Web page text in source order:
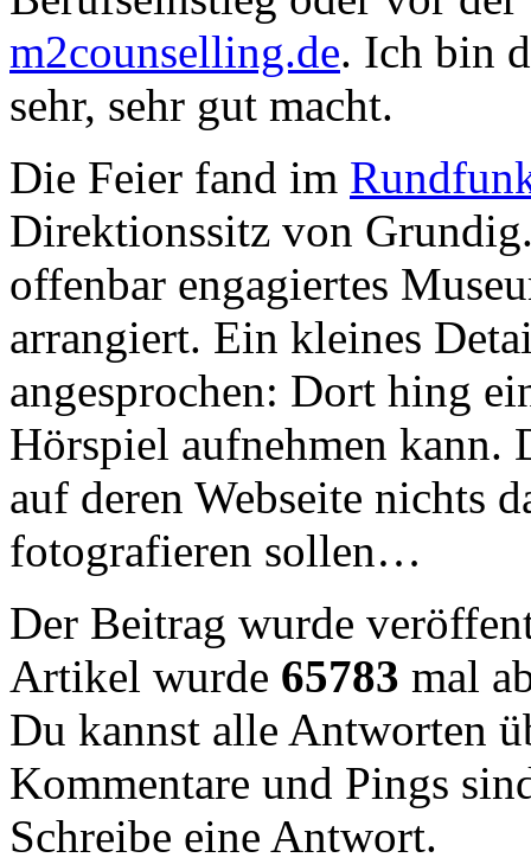
m2counselling.de. Ich bin
sehr, sehr gut macht.
Die Feier fand im
Direktionssitz von
offenbar engagiertes
arrangiert. Ein kleines
angesprochen: Dort hing
Hörspiel aufnehmen kann.
auf deren Webseite nichts
fotografieren sollen…
Der Beitrag wurde
Artikel wurde 65783 mal
Du kannst alle Antworten
Kommentare und Pings
Schreibe eine Antwort.